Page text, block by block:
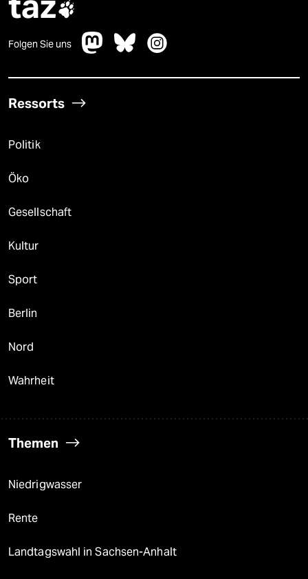

Folgen Sie uns
Ressorts
Politik
Öko
Gesellschaft
Kultur
Sport
Berlin
Nord
Wahrheit
Themen
Niedrigwasser
Rente
Landtagswahl in Sachsen-Anhalt